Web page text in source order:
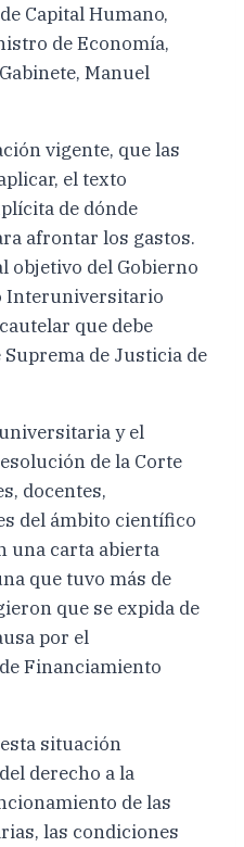
Capital Humano,
de Economía,
Manuel
vigente, que las
el texto
de dónde
afrontar los gastos.
objetivo del Gobierno
Interuniversitario
que debe
de Justicia de
y el
de la Corte
docentes,
del ámbito científico
una carta abierta
que tuvo más de
que se expida de
por el
Financiamiento
situación
derecho a la
de las
las condiciones